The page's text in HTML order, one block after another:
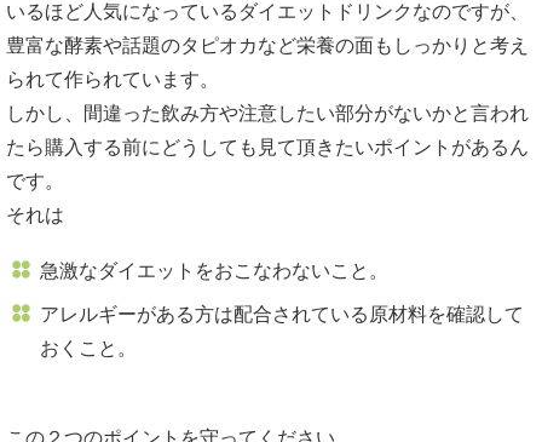
いるほど人気になっているダイエットドリンクなのですが、
豊富な酵素や話題のタピオカなど栄養の面もしっかりと考え
られて作られています。
しかし、間違った飲み方や注意したい部分がないかと言われ
たら購入する前にどうしても見て頂きたいポイントがあるん
です。
それは
急激なダイエットをおこなわないこと。
アレルギーがある方は配合されている原材料を確認して
おくこと。
この２つのポイントを守ってください。